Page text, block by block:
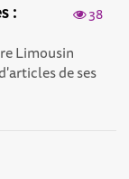
38
:
Limousin
de ses